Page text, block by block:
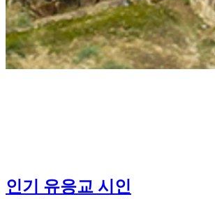
인기
유응교 시인